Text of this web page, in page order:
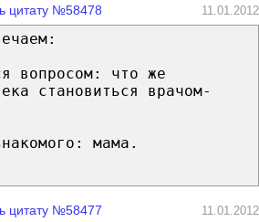
цитату №58478 11.01.2012
вопросом: что же
становиться врачом-
мама.
цитату №58477 11.01.2012